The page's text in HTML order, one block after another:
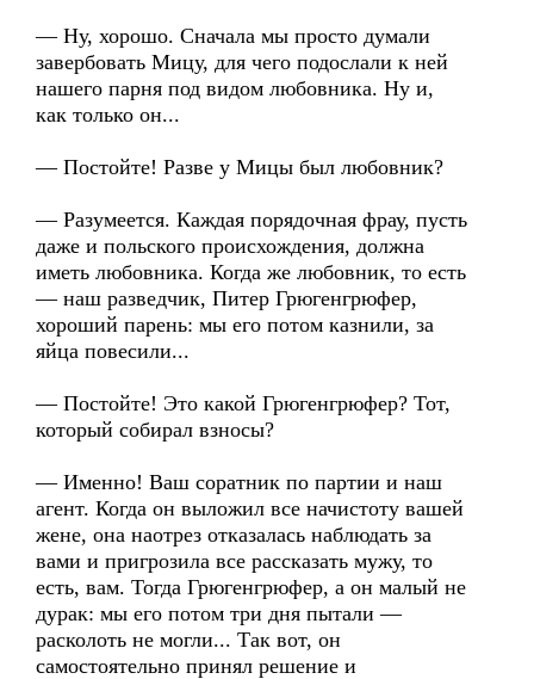
— Ну, хорошо. Сначала мы просто думали
завербовать Мицу, для чего подослали к ней
нашего парня под видом любовника. Ну и,
как только он...
— Постойте! Разве у Мицы был любовник?
— Разумеется. Каждая порядочная фрау, пусть
даже и польского происхождения, должна
иметь любовника. Когда же любовник, то есть
— наш разведчик, Питер Грюгенгрюфер,
хороший парень: мы его потом казнили, за
яйца повесили...
— Постойте! Это какой Грюгенгрюфер? Тот,
который собирал взносы?
— Именно! Ваш соратник по партии и наш
агент. Когда он выложил все начистоту вашей
жене, она наотрез отказалась наблюдать за
вами и пригрозила все рассказать мужу, то
есть, вам. Тогда Грюгенгрюфер, а он малый не
дурак: мы его потом три дня пытали —
расколоть не могли... Так вот, он
самостоятельно принял решение и